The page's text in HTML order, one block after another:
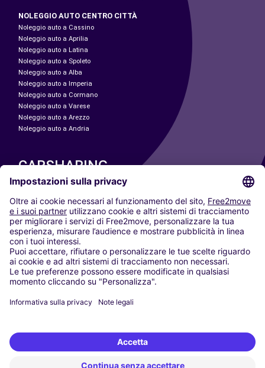
NOLEGGIO AUTO CENTRO CITTÀ
Noleggio auto a Cassino
Noleggio auto a Aprilia
Noleggio auto a Latina
Noleggio auto a Spoleto
Noleggio auto a Alba
Noleggio auto a Imperia
Noleggio auto a Cormano
Noleggio auto a Varese
Noleggio auto a Arezzo
Noleggio auto a Andria
CARSHARING
LE NOSTRE CITTÀ
Paris
Madrid
Washington DC
Milano
Roma
Torino
Vienna
Berlino
Düsseldorf